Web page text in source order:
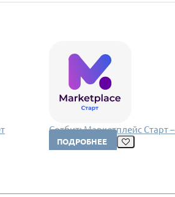
Сотбит: Маркетплейс Старт
ПОДРОБНЕЕ